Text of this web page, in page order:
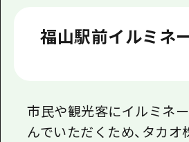
ガイドブック
よくあるご質問
メディア掲載情報
福山駅前イルミネ
市民や観光客にイルミネ
んでいただくため、タカ